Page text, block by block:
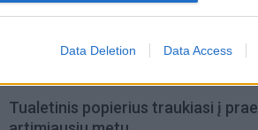
Data Deletion Data Access
Tualetinis popierius traukiasi į